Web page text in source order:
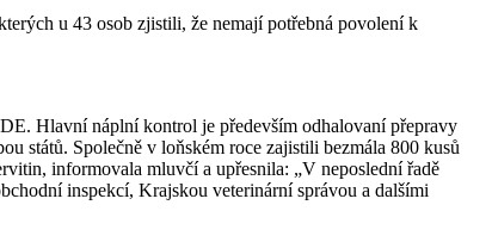
u 43 osob zjistili, že nemají potřebná povolení k
Hlavní náplní kontrol je především odhalovaní přepravy
států. Společně v loňském roce zajistili bezmála 800 kusů
informovala mluvčí a upřesnila: „V neposlední řadě
inspekcí, Krajskou veterinární správou a dalšími